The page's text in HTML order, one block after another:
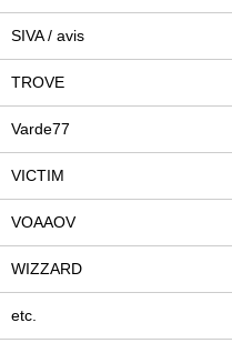
SIVA / avis
TROVE
Varde77
VICTIM
VOAAOV
WIZZARD
etc.